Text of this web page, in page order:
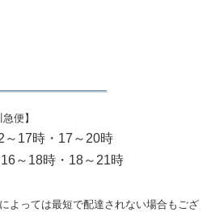
便】
～17時・17～20時
～18時・18～21時
よっては最短で配達されない場合もござ